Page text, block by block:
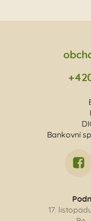
Bankovní
17.